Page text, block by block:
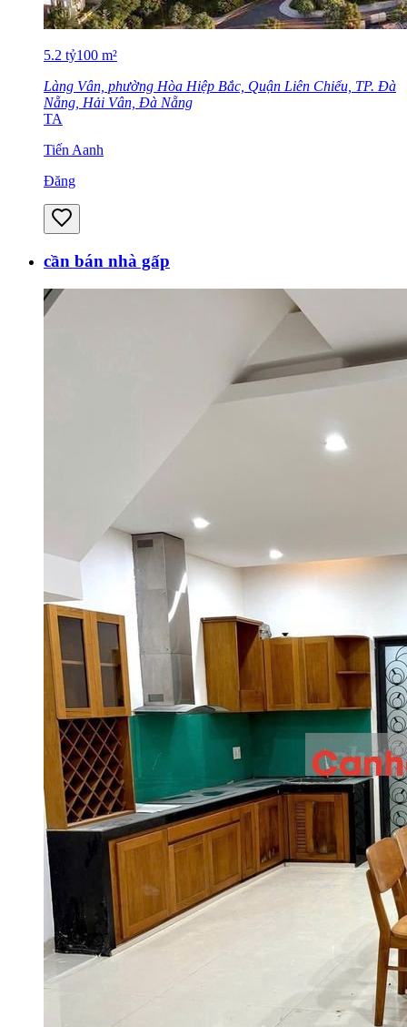
5.2 tỷ100 m²
Làng Vân, phường Hòa Hiệp Bắc, Quận Liên Chiểu, TP. Đà
Nẵng, Hải Vân, Đà Nẵng
TA
Tiến Aanh
Đăng
cần bán nhà gấp